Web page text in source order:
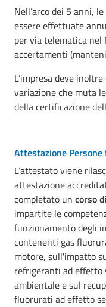
Nell’arco dei 5 anni,
essere effettuate
per via telematica nel
accertamenti
L’impresa deve
variazione che muta
della certificazione
Attestazione
L’attestato viene
attestazione
completato un corso
impartite le
funzionamento degli
contenenti gas
motore, sull'impatto
refrigeranti ad
ambientale e sul
fluorurati ad effetto